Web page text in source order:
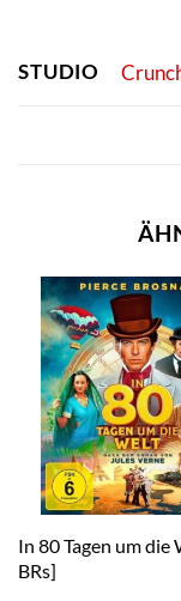
STUDIO
In 80 Tagen um die
BRs]